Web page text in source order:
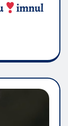
imnul